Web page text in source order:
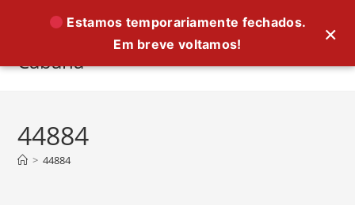
conteúdo
Cabana
44884
> 44884
×
Estamos temporariamente fechados.
Em breve voltamos!